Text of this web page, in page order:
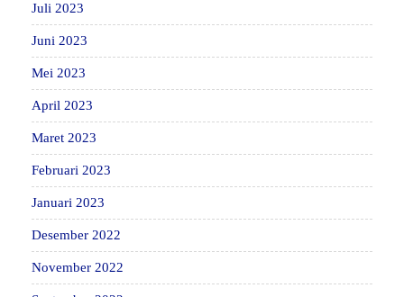
Juli 2023
Juni 2023
Mei 2023
April 2023
Maret 2023
Februari 2023
Januari 2023
Desember 2022
November 2022